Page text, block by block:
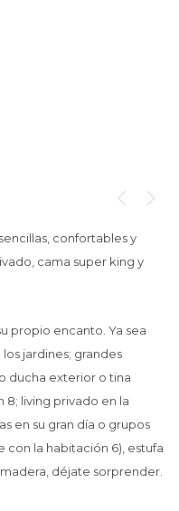
confortables y
cama super king y
propio encanto. Ya sea
los jardines; grandes
ducha exterior o tina
8; living privado en la
en su gran día o grupos
la habitación 6), estufa
déjate sorprender.